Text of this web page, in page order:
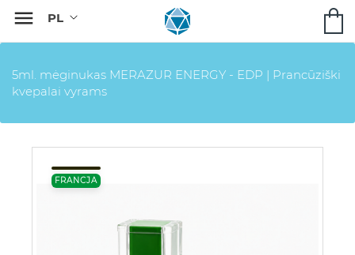

5ml. mėginukas MERAZUR ENERGY - EDP | Prancūziški
kvepalai vyrams
FRANCJA